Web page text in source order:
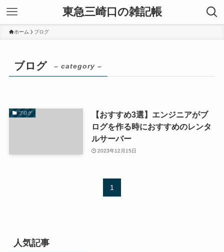
東急三崎口の雑記帳
ホーム ブログ
ブログ – category –
ブログ
【おすすめ3選】エンジニアがブ
ログを作る時におすすめのレンタ
ルサーバー
2023年12月15日
1
人気記事